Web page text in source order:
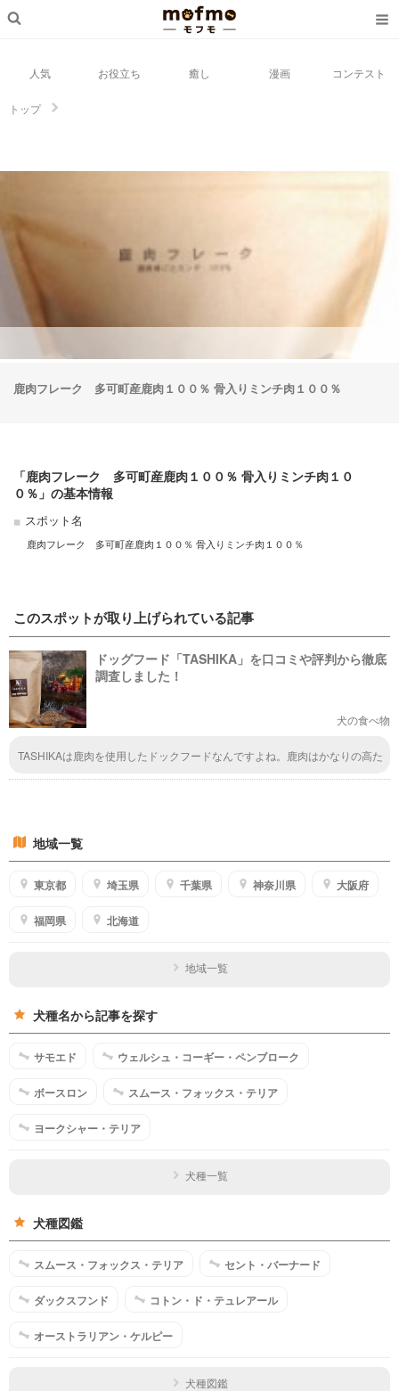
人気 お役立ち 癒し 漫画 コンテスト
トップ
鹿肉フレーク 多可町産鹿肉１００％ 骨入りミンチ肉１００％
「鹿肉フレーク 多可町産鹿肉１００％ 骨入りミンチ肉１０
０％」の基本情報
スポット名
鹿肉フレーク 多可町産鹿肉１００％ 骨入りミンチ肉１００％
このスポットが取り上げられている記事
ドッグフード「TASHIKA」を口コミや評判から徹底
調査しました！
犬の食べ物
TASHIKAは鹿肉を使用したドックフードなんですよね。鹿肉はかなりの高た
ちゃんもたくさんいます。また「ふるさと納税登録商品」ですので「TASHI
地域一覧
東京都 埼玉県 千葉県 神奈川県 大阪府
福岡県 北海道
地域一覧
犬種名から記事を探す
サモエド ウェルシュ・コーギー・ペンブローク
ボースロン スムース・フォックス・テリア
ヨークシャー・テリア
犬種一覧
犬種図鑑
スムース・フォックス・テリア セント・バーナード
ダックスフンド コトン・ド・テュレアール
オーストラリアン・ケルピー
犬種図鑑